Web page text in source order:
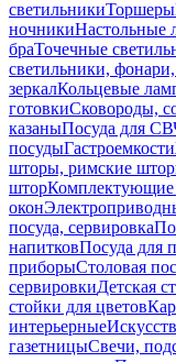
светильникиТоршеры
ночникиНастольные
браТочечные
светильники, фонари,
зеркалКольцевые
готовкиСковороды,
казаныПосуда для
посудыГастроемкости
шторы, римские
шторКомплектующие
окон
посуда, сервировка
напитковПосуда для
приборыСтоловая
сервировкиДетская
стойки для цветов
интерьерные
газетницыСвечи,